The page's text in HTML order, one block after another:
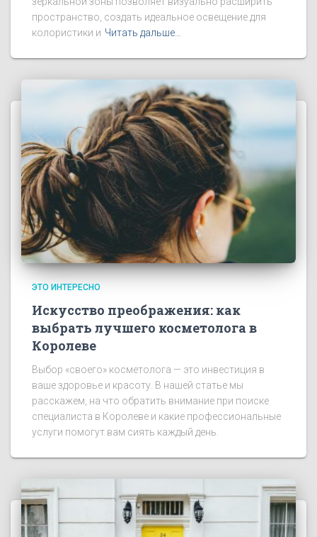
пространство, создать идеальное освещение для
колористики и Читать дальше…
ЭТО ИНТЕРЕСНО
Искусство преображения: как
выбрать лучшего косметолога в
Королеве
Выбор «своего» косметолога — это инвестиция в
ваше здоровье и красоту. В нашей статье мы
расскажем, на что обратить внимание при поиске
специалиста в Королеве и какие профессиональные
услуги помогут вам сиять каждый день.